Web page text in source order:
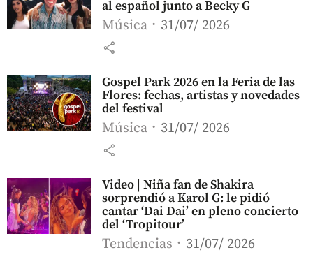
al español junto a Becky G
Música 31/07/ 2026
share
Gospel Park 2026 en la Feria de las
Flores: fechas, artistas y novedades
del festival
Música 31/07/ 2026
share
Video | Niña fan de Shakira
sorprendió a Karol G: le pidió
cantar ‘Dai Dai’ en pleno concierto
del ‘Tropitour’
Tendencias 31/07/ 2026